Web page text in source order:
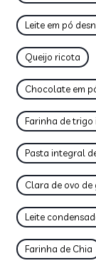
Leite em pó
Queijo ricota
Chocolate em
Farinha de
Pasta integral
Clara de ovo de
Leite
Farinha de Chia